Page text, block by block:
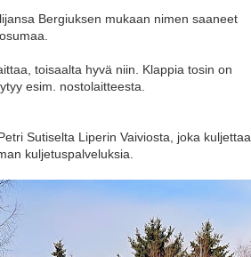
Bergiuksen mukaan nimen saaneet
toisaalta hyvä niin. Klappia tosin on
esim. nostolaitteesta.
Sutiselta Liperin Vaiviosta, joka kuljettaa
kuljetuspalveluksia.